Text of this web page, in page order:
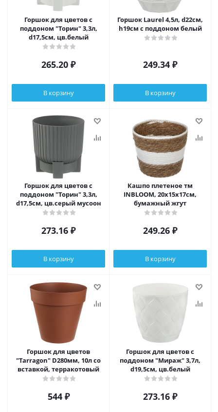
Горшок для цветов с
поддоном "Торин" 3,3л,
d17,5см, цв.белый
265.20 ₽
В корзину
Горшок Laurel 4,5л, d22см,
h19см с поддоном белый
249.34 ₽
В корзину
Горшок для цветов с
поддоном "Торин" 3,3л,
d17,5см, цв.серый мусоон
273.16 ₽
В корзину
Кашпо плетеное тм
INBLOOM, 20х15х17см,
бумажный жгут
249.26 ₽
В корзину
Горшок для цветов
"Tarragon" D280мм, 10л со
вставкой, терракотовый
544₽
Горшок для цветов с
поддоном "Мираж" 3,7л,
d19,5см, цв.белый
273.16 ₽